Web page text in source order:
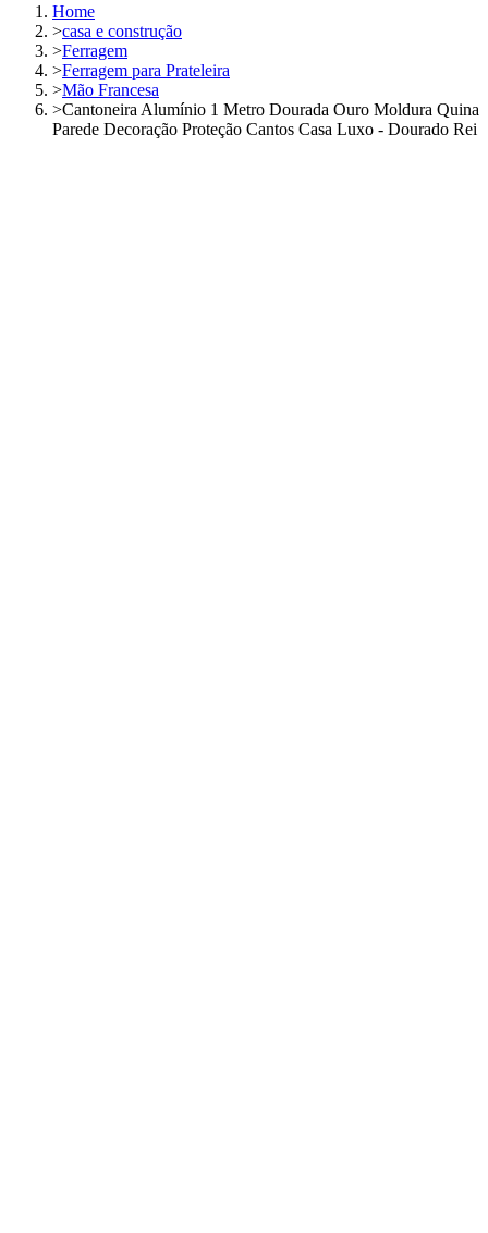
Home
>casa e construção
>Ferragem
>Ferragem para Prateleira
>Mão Francesa
>Cantoneira Alumínio 1 Metro Dourada Ouro Moldura Quina
Parede Decoração Proteção Cantos Casa Luxo - Dourado Rei